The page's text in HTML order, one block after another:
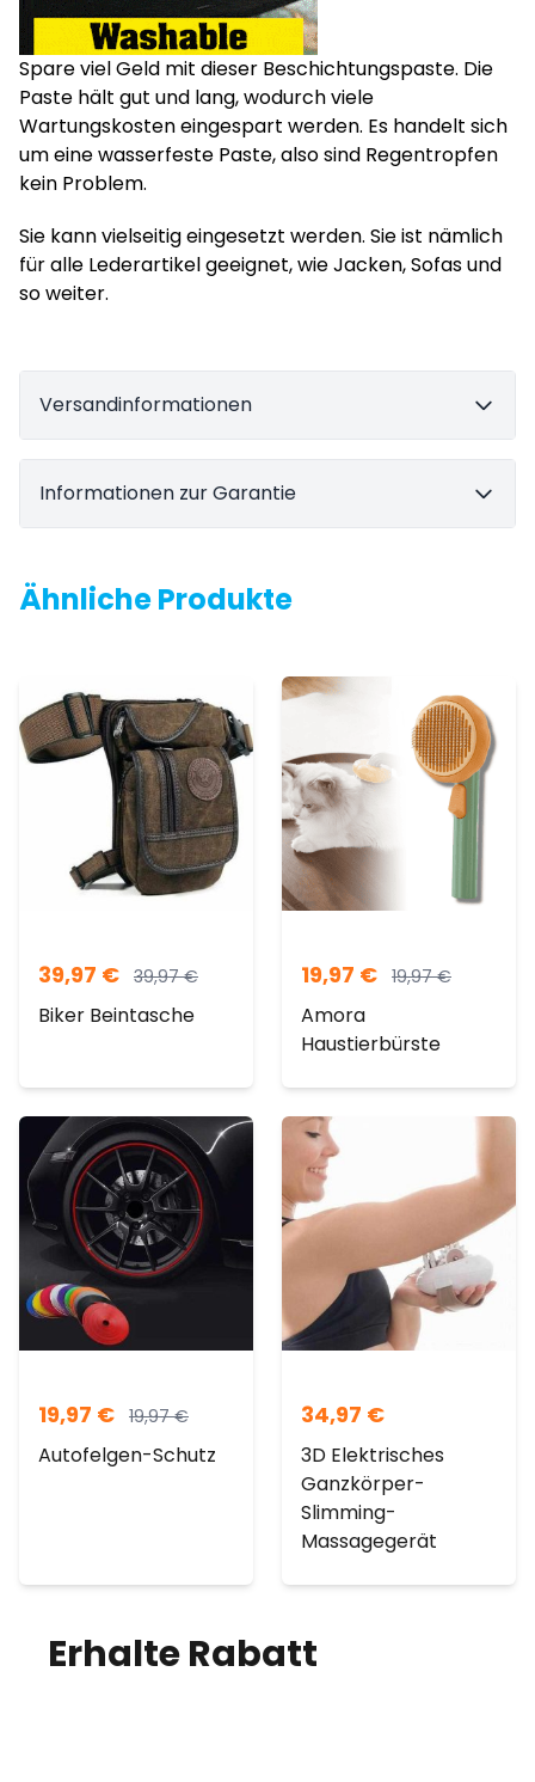
Spare viel Geld mit dieser Beschichtungspaste. Die
Paste hält gut und lang, wodurch viele
Wartungskosten eingespart werden. Es handelt sich
um eine wasserfeste Paste, also sind Regentropfen
kein Problem.
Sie kann vielseitig eingesetzt werden. Sie ist nämlich
für alle Lederartikel geeignet, wie Jacken, Sofas und
so weiter.
Versandinformationen
Informationen zur Garantie
Ähnliche Produkte
39,97 € 39,97€
Biker Beintasche
19,97 € 19,97€
Amora
Haustierbürste
19,97 € 19,97€
Autofelgen-Schutz
34,97 €
3D Elektrisches
Ganzkörper-
Slimming-
Massagegerät
Erhalte Rabatt